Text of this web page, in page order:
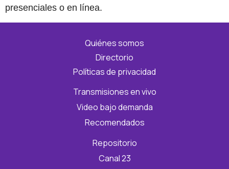
presenciales o en línea.
Quiénes somos
Directorio
Políticas de privacidad
Transmisiones en vivo
Video bajo demanda
Recomendados
Repositorio
Canal 23